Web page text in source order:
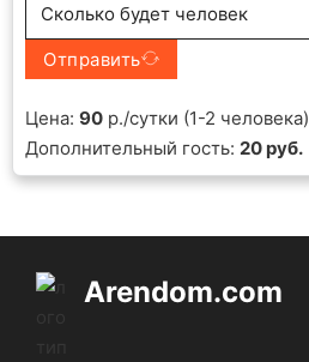
Отправить
Цена: 90 р./сутки (1-2 человека)
Дополнительный гость: 20 руб.
Arendom.com